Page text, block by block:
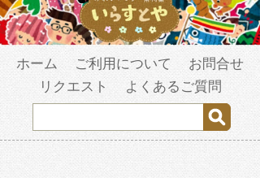
ホーム ご利用について
お問合せ
リクエスト
よくあるご質問